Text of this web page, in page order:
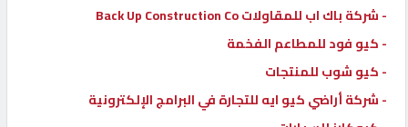
- شركة باك اب للمقاولات Back Up Construction Co
- كيو فود للمطاعم الفخمة
- كيو شوب للمنتجات
- شركة أراضي كيو ايه للتجارة في البرامج الإلكترونية